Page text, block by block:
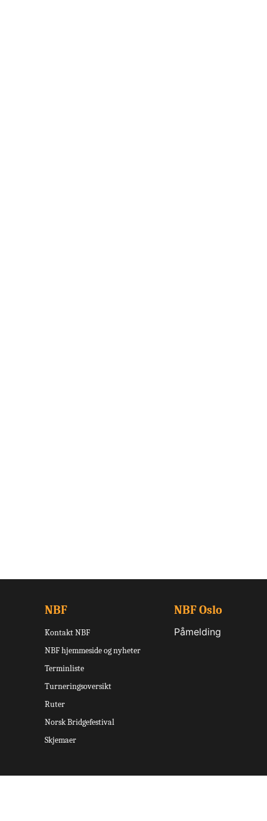
NBF
Kontakt NBF
NBF hjemmeside og nyheter
Terminliste
Turneringsoversikt
Ruter
Norsk Bridgefestival
Skjemaer
NBF Oslo
Påmelding